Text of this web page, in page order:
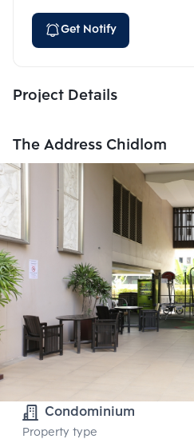
Get Notify
Project Details
The Address Chidlom
Condominium
Property type